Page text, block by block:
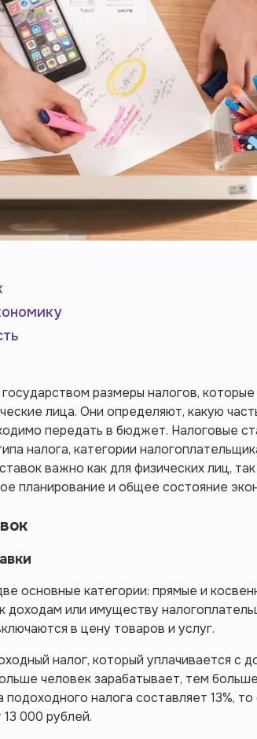
размеры налогов, которые
лица. Они определяют, какую
передать в бюджет. Налоговые
налога, категории
важно как для физических лиц,
планирование и общее состояние
основные категории: прямые и
доходам или имуществу
в цену товаров и услуг.
налог, который уплачивается с
человек зарабатывает, тем
налога составляет 13%, то
000 рублей.